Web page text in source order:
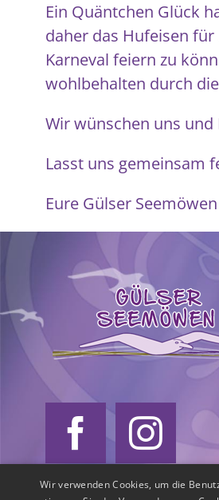
Ein Quäntchen Glück
daher das Hufeisen
Karneval feiern zu
wohlbehalten durch
Wir wünschen uns und
Lasst uns gemeinsam
Eure Gülser Seemöwen
Wir verwenden Cookies, um die